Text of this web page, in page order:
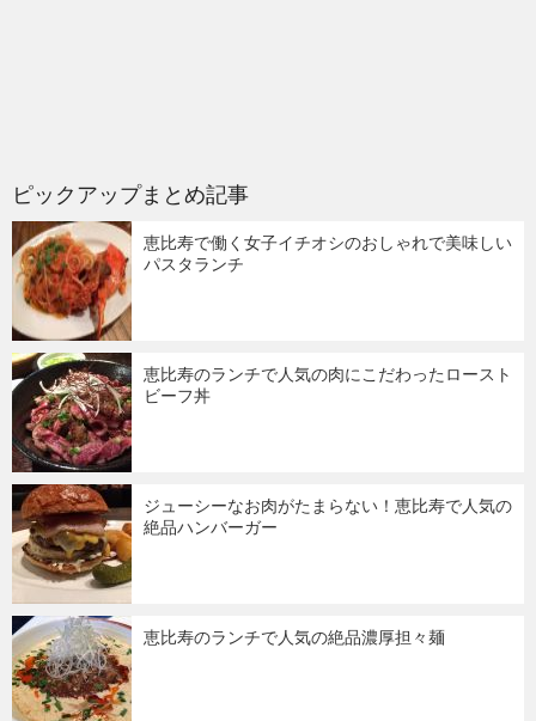
ピックアップまとめ記事
恵比寿で働く女子イチオシのおしゃれで美味しい
パスタランチ
恵比寿のランチで人気の肉にこだわったロースト
ビーフ丼
ジューシーなお肉がたまらない！恵比寿で人気の
絶品ハンバーガー
恵比寿のランチで人気の絶品濃厚担々麺